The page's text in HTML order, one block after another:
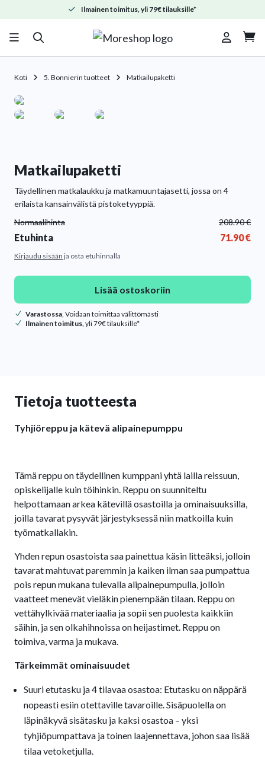
Ilmainen toimitus, yli 79€ tilauksille*

Koti 5. Bonnierin tuotteet Matkailupaketti
Matkailupaketti
Täydellinen matkalaukku ja matkamuuntajasetti, jossa on 4
erilaista kansainvälistä pistoketyyppiä.
Normaalihinta
208.90€
Etuhinta 71.90€
Kirjaudu sisään ja osta etuhinnalla
Lisää ostoskoriin
Varastossa, Voidaan toimittaa välittömästi
Ilmainen toimitus,yli 79€ tilauksille*
Tietoja tuotteesta
Tyhjiöreppu ja kätevä alipainepumppu
Tämä reppu on täydellinen kumppani yhtä lailla reissuun,
opiskelijalle kuin töihinkin. Reppu on suunniteltu
helpottamaan arkea kätevillä osastoilla ja ominaisuuksilla,
joilla tavarat pysyvät järjestyksessä niin matkoilla kuin
työmatkallakin.
Yhden repun osastoista saa painettua käsin litteäksi, jolloin
tavarat mahtuvat paremmin ja kaiken ilman saa pumpattua
pois repun mukana tulevalla alipainepumpulla, jolloin
vaatteet menevät vieläkin pienempään tilaan. Reppu on
vettähylkivää materiaalia ja sopii sen puolesta kaikkiin
säihin, ja sen olkahihnoissa on heijastimet. Reppu on
toimiva, varma ja mukava.
Tärkeimmät ominaisuudet
Suuri etutasku ja 4 tilavaa osastoa: Etutasku on näppärä
nopeasti esiin otettaville tavaroille. Sisäpuolella on
läpinäkyvä sisätasku ja kaksi osastoa – yksi
tyhjiöpumpattava ja toinen laajennettava, johon saa lisää
tilaa vetoketjulla.